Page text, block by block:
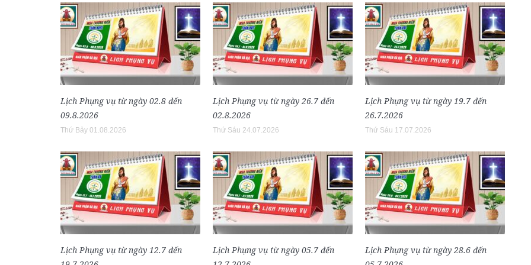
Lịch Phụng vụ từ ngày 02.8 đến
09.8.2026
Thứ Bảy 01.08.2026
Lịch Phụng vụ từ ngày 26.7 đến
02.8.2026
Thứ Sáu 24.07.2026
Lịch Phụng vụ từ ngày 19.7 đến
26.7.2026
Thứ Sáu 17.07.2026
Lịch Phụng vụ từ ngày 12.7 đến
Lịch Phụng vụ từ ngày 05.7 đến
Lịch Phụng vụ từ ngày 28.6 đến